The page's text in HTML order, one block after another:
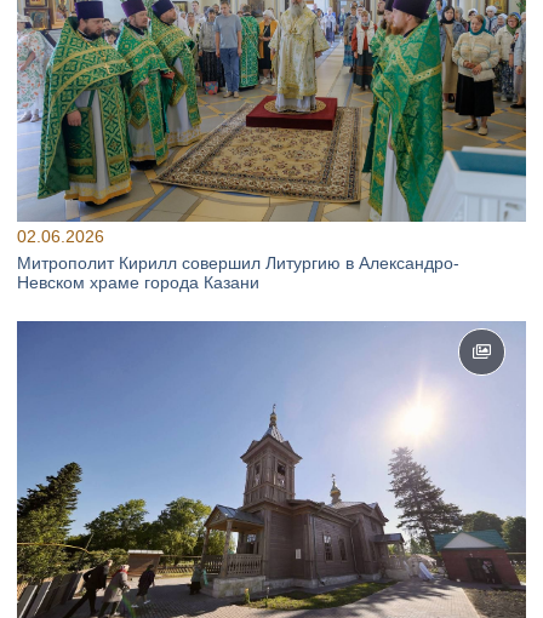
02.06.2026
Митрополит Кирилл совершил Литургию в Александро-
Невском храме города Казани